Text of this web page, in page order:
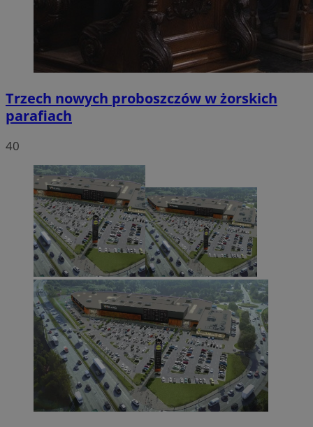
Trzech nowych proboszczów w żorskich
parafiach
40